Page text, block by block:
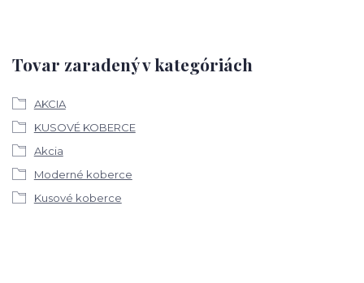
Tovar zaradený v kategóriách
AKCIA
KUSOVÉ KOBERCE
Akcia
Moderné koberce
Kusové koberce